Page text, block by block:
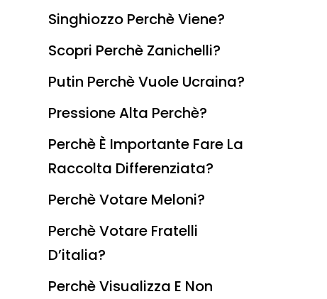
Singhiozzo Perchè Viene?
Scopri Perchè Zanichelli?
Putin Perchè Vuole Ucraina?
Pressione Alta Perchè?
Perchè È Importante Fare La
Raccolta Differenziata?
Perchè Votare Meloni?
Perchè Votare Fratelli
D’italia?
Perchè Visualizza E Non